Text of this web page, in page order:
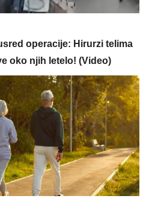
operacije: Hirurzi telima
oko njih letelo! (Video)